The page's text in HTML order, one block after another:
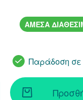
ΑΜΕΣΑ
Παράδοση σε